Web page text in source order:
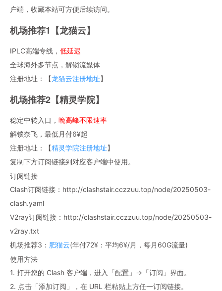
户端，收藏本站可方便后续访问。
机场推荐1【龙猫云】
IPLC高端专线， 低延迟
全球海外多节点，解锁流媒体
注册地址：【龙猫云注册地址】
机场推荐2【精灵学院】
稳定中转入口， 晚高峰不限速率
解锁奈飞，最低月付6¥起
注册地址：【精灵学院注册地址】
复制下方订阅链接到对应客户端中使用。
订阅链接
Clash订阅链接：http://clashstair.cczzuu.top/node/20250503-
clash.yaml
V2ray订阅链接：http://clashstair.cczzuu.top/node/20250503-
v2ray.txt
机场推荐3： 肥猫云(年付72¥：平均6¥/月，每月60G流量)
使用方法
1. 打开您的 Clash 客户端，进入「配置」→「订阅」界面。
2. 点击「添加订阅」，在 URL 栏粘贴上方任一订阅链接。